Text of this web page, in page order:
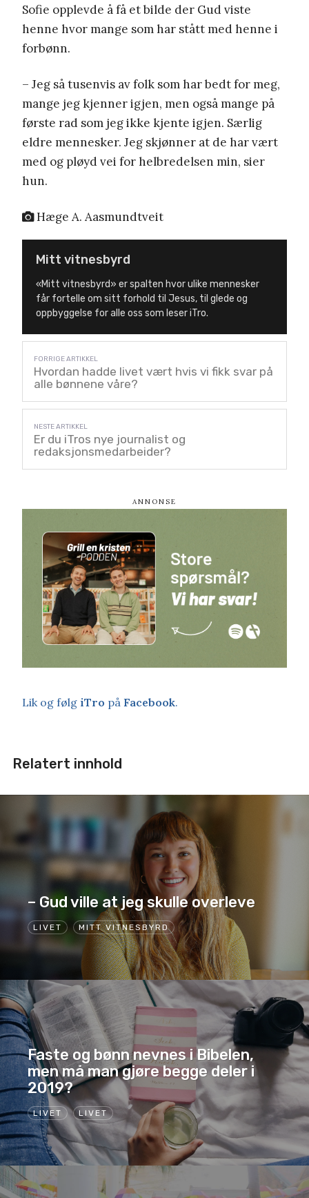
Sofie opplevde å få et bilde der Gud viste
henne hvor mange som har stått med henne i
forbønn.
– Jeg så tusenvis av folk som har bedt for meg,
mange jeg kjenner igjen, men også mange på
første rad som jeg ikke kjente igjen. Særlig
eldre mennesker. Jeg skjønner at de har vært
med og pløyd vei for helbredelsen min, sier
hun.
Hæge A. Aasmundtveit
Mitt vitnesbyrd
«Mitt vitnesbyrd» er spalten hvor ulike mennesker
får fortelle om sitt forhold til Jesus, til glede og
oppbyggelse for alle oss som leser iTro.
Hvordan hadde livet vært hvis vi fikk svar på
alle bønnene våre?
Er du iTros nye journalist og
redaksjonsmedarbeider?
Lik og følg iTro på Facebook.
Relatert innhold
LIVET MITT VITNESBYRD
– Gud ville at jeg skulle overleve
LIVET LIVET
Faste og bønn nevnes i Bibelen,
men må man gjøre begge deler i
2019?